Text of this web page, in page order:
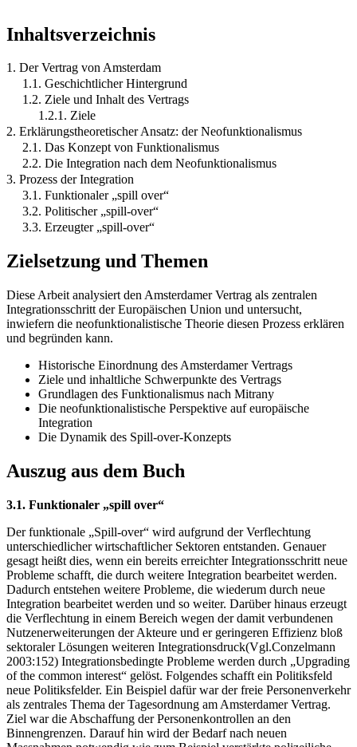
Inhaltsverzeichnis
1. Der Vertrag von Amsterdam
1.1. Geschichtlicher Hintergrund
1.2. Ziele und Inhalt des Vertrags
1.2.1. Ziele
2. Erklärungstheoretischer Ansatz: der Neofunktionalismus
2.1. Das Konzept von Funktionalismus
2.2. Die Integration nach dem Neofunktionalismus
3. Prozess der Integration
3.1. Funktionaler „spill over“
3.2. Politischer „spill-over“
3.3. Erzeugter „spill-over“
Zielsetzung und Themen
Diese Arbeit analysiert den Amsterdamer Vertrag als zentralen
Integrationsschritt der Europäischen Union und untersucht,
inwiefern die neofunktionalistische Theorie diesen Prozess erklären
und begründen kann.
Historische Einordnung des Amsterdamer Vertrags
Ziele und inhaltliche Schwerpunkte des Vertrags
Grundlagen des Funktionalismus nach Mitrany
Die neofunktionalistische Perspektive auf europäische
Integration
Die Dynamik des Spill-over-Konzepts
Auszug aus dem Buch
3.1. Funktionaler „spill over“
Der funktionale „Spill-over“ wird aufgrund der Verflechtung
unterschiedlicher wirtschaftlicher Sektoren entstanden. Genauer
gesagt heißt dies, wenn ein bereits erreichter Integrationsschritt neue
Probleme schafft, die durch weitere Integration bearbeitet werden.
Dadurch entstehen weitere Probleme, die wiederum durch neue
Integration bearbeitet werden und so weiter. Darüber hinaus erzeugt
die Verflechtung in einem Bereich wegen der damit verbundenen
Nutzenerweiterungen der Akteure und er geringeren Effizienz bloß
sektoraler Lösungen weiteren Integrationsdruck(Vgl.Conzelmann
2003:152) Integrationsbedingte Probleme werden durch „Upgrading
of the common interest“ gelöst. Folgendes schafft ein Politiksfeld
neue Politiksfelder. Ein Beispiel dafür war der freie Personenverkehr
als zentrales Thema der Tagesordnung am Amsterdamer Vertrag.
Ziel war die Abschaffung der Personenkontrollen an den
Binnengrenzen. Darauf hin wird der Bedarf nach neuen